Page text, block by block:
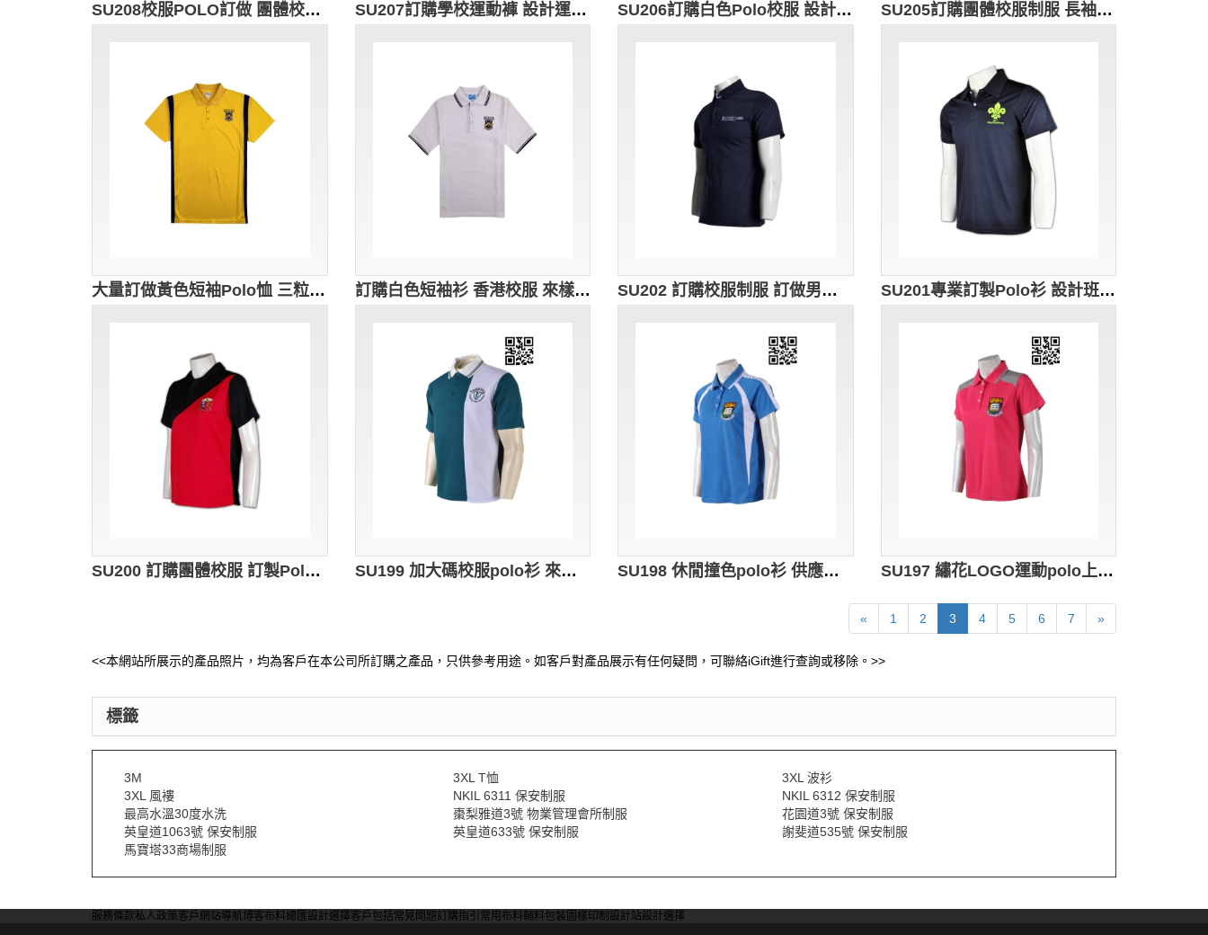
SU208校服POLO訂做 團體校服POLO恤 度身訂造校服Polo恤 校友會 舊生紀念 校服Polo恤供應商 校服Polo恤專門店HK SU207訂購學校運動褲 設計運動褲款式 跑步運動長褲 訂購團體校服褲 運動校服褲批發HK SU206訂購白色Polo校服 設計純色Polo校服款式 專業訂製香港校服 校服派對 校服專門店HK SU205訂購團體校服制服 長袖Polo校服制服 設計校服款式 全港校服樣式 校服供應商HK
大量訂做黃色短袖Polo恤 三粒鈕扣 來樣訂做學校團隊服 校服派對 校服網上訂購 訂購學校籃球服 校服店 澳洲 SU204 訂購白色短袖衫 香港校服 來樣訂做Polo校服 校友會 舊生紀念 設計男裝Polo短袖衫 校服制服批發 澳洲 高中 校服 SU203 SU202 訂購校服制服 訂做男裝Polo衫 設計Polo款式 訂製運動校服 校服製造商HK SU201專業訂製Polo衫 設計班衫款式 香港校服 訂購團體校服短袖衫 自製校服制服 校服批發商HK
SU200 訂購團體校服 訂製Polo短袖 設計Polo衫款式 來樣訂購校服制服 校服供應商HK SU199 加大碼校服polo衫 來樣訂做 團體繡花運動制服polo衫 logo設計polo衫 校服polo衫專門店 SU198 休閒撞色polo衫 供應訂購 繡花logo制服polo衫 運動制服款式polo衫 polo衫網站 SU197 繡花LOGO運動polo上衣 設計訂造 校服polo上衣 拼布撞色polo衫 polo衫製造商
« 1 2 3 4 5 6 7 »
<<本網站所展示的產品照片，均為客戶在本公司所訂購之產品，只供參考用途。如客戶對產品展示有任何疑問，可聯絡iGift進行查詢或移除。>>
標籤
3M 3XL T恤
3XL 波衫
3XL 風褸
NKIL 6311 保安制服
NKIL 6312 保安制服
最高水溫30度水洗
棗梨雅道3號 物業管理會所制服
花園道3號 保安制服
英皇道1063號 保安制服
英皇道633號 保安制服
謝斐道535號 保安制服
馬寶塔33商場制服
服務條款私人政策客戶 網站導航博客布料總匯設計選擇客戶包括常見問題訂購指引 常用布料輔料包裝 圖樣印制 設計站設計選擇